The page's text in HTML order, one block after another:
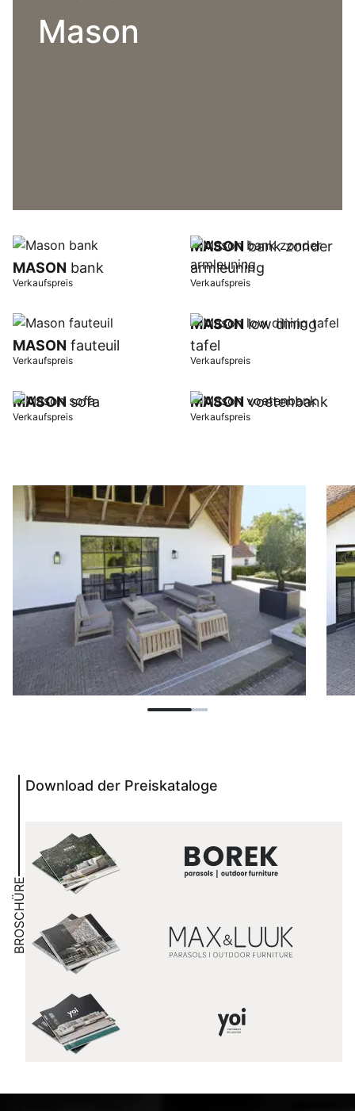
Mason
MASON bank
Verkaufspreis
MASON bank zonder
armleuning
Verkaufspreis
MASON fauteuil
Verkaufspreis
MASON low dining
tafel
Verkaufspreis
MASON sofa
Verkaufspreis
MASONvoetenbank
Verkaufspreis
BROSCHÜRE
Download der Preiskataloge